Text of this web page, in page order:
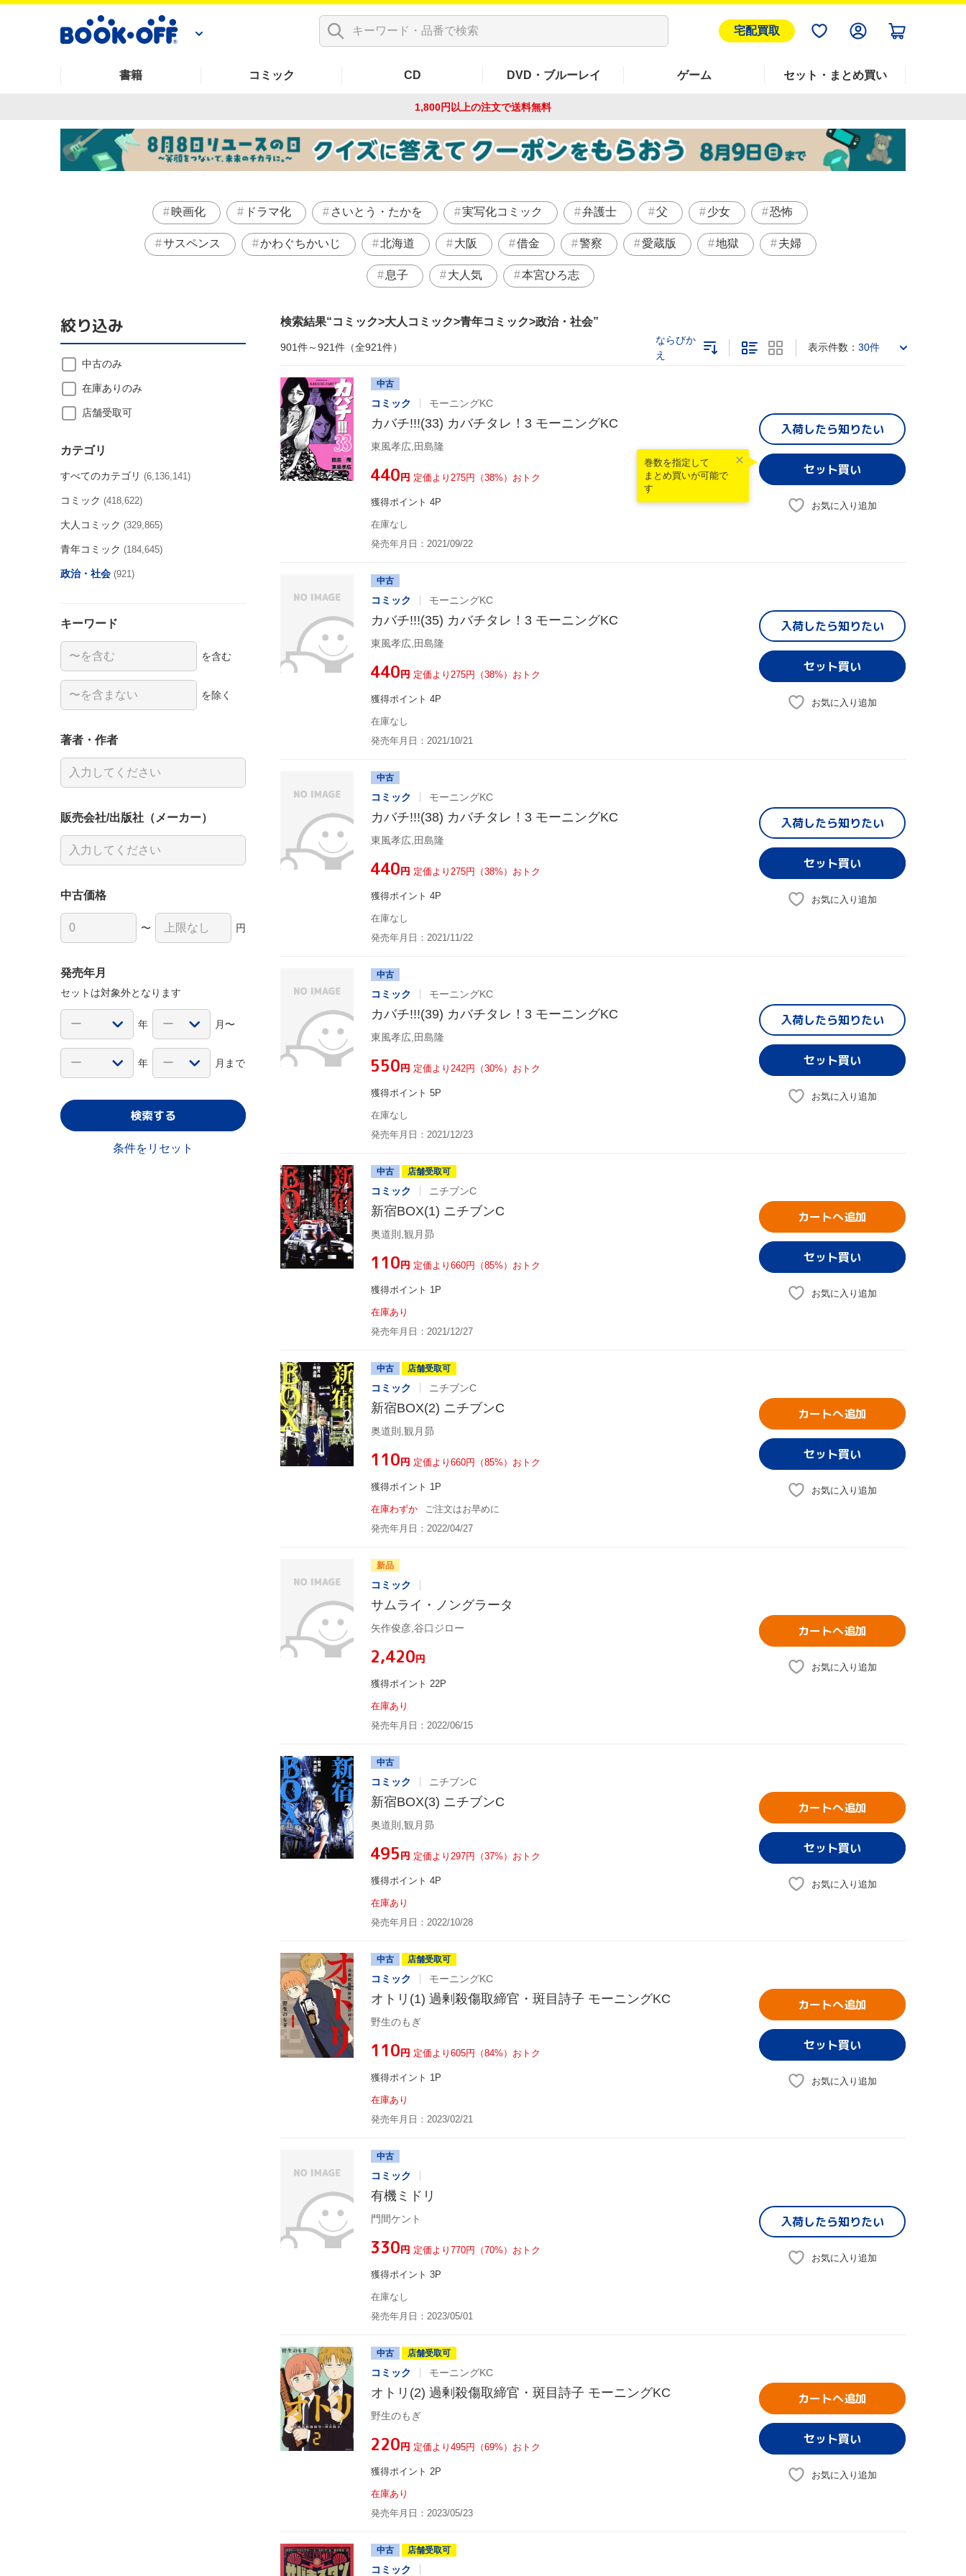
宅配買取
書籍 コミック CD DVD・ブルーレイ ゲーム セット・まとめ買い
1,800円以上の注文で送料無料
映画化 ドラマ化 さいとう・たかを 実写化コミック 弁護士 父 少女 恐怖
サスペンス かわぐちかいじ 北海道 大阪 借金 警察 愛蔵版 地獄 夫婦
息子 大人気 本宮ひろ志
検索結果 コミック>大人コミック>青年コミック>政治・社会
901件～921件（全921件）
ならびか
え
表示件数： 30件
中古
コミック モーニングKC
カバチ!!!(33) カバチタレ！3 モーニングKC
東風孝広,田島隆
¥440円 定価より275円（38%）おトク
獲得ポイント 4P
在庫なし
発売年月日：2021/09/22
入荷したら知りたい
巻数を指定して
まとめ買いが可能で
す
お気に入り追加
中古
コミック モーニングKC
カバチ!!!(35) カバチタレ！3 モーニングKC
東風孝広,田島隆
¥440円 定価より275円（38%）おトク
獲得ポイント 4P
在庫なし
発売年月日：2021/10/21
入荷したら知りたい
お気に入り追加
中古
コミック モーニングKC
カバチ!!!(38) カバチタレ！3 モーニングKC
東風孝広,田島隆
¥440円 定価より275円（38%）おトク
獲得ポイント 4P
在庫なし
発売年月日：2021/11/22
入荷したら知りたい
お気に入り追加
中古
コミック モーニングKC
カバチ!!!(39) カバチタレ！3 モーニングKC
東風孝広,田島隆
¥550円 定価より242円（30%）おトク
獲得ポイント 5P
在庫なし
発売年月日：2021/12/23
入荷したら知りたい
お気に入り追加
中古 店舗受取可
コミック ニチブンC
新宿BOX(1) ニチブンC
奥道則,観月昴
¥110円 定価より660円（85%）おトク
獲得ポイント 1P
在庫あり
発売年月日：2021/12/27
カートへ追加
お気に入り追加
中古 店舗受取可
コミック ニチブンC
新宿BOX(2) ニチブンC
奥道則,観月昴
¥110円 定価より660円（85%）おトク
獲得ポイント 1P
在庫わずか
ご注文はお早めに
発売年月日：2022/04/27
カートへ追加
お気に入り追加
新品
コミック
サムライ・ノングラータ
矢作俊彦,谷口ジロー
¥2,420円
獲得ポイント 22P
在庫あり
発売年月日：2022/06/15
カートへ追加
お気に入り追加
中古
コミック ニチブンC
新宿BOX(3) ニチブンC
奥道則,観月昴
¥495円 定価より297円（37%）おトク
獲得ポイント 4P
在庫あり
発売年月日：2022/10/28
カートへ追加
お気に入り追加
中古 店舗受取可
コミック モーニングKC
オトリ(1) 過剰殺傷取締官・斑目詩子 モーニングKC
野生のもぎ
¥110円 定価より605円（84%）おトク
獲得ポイント 1P
在庫あり
発売年月日：2023/02/21
カートへ追加
お気に入り追加
中古
コミック
有機ミドリ
門間ケント
¥330円 定価より770円（70%）おトク
獲得ポイント 3P
在庫なし
発売年月日：2023/05/01
入荷したら知りたい
お気に入り追加
中古 店舗受取可
コミック モーニングKC
オトリ(2) 過剰殺傷取締官・斑目詩子 モーニングKC
野生のもぎ
¥220円 定価より495円（69%）おトク
獲得ポイント 2P
在庫あり
発売年月日：2023/05/23
カートへ追加
お気に入り追加
中古 店舗受取可
コミック
絞り込み
中古のみ
在庫ありのみ
店舗受取可
カテゴリ
すべてのカテゴリ (6,136,141)
コミック (418,622)
大人コミック (329,865)
青年コミック (184,645)
政治・社会 (921)
キーワード
を含む
を除く
著者・作者
販売会社/出版社（メーカー）
中古価格
〜 円
発売年月
セットは対象外となります
年 月〜
年 月まで
検索する
条件をリセット